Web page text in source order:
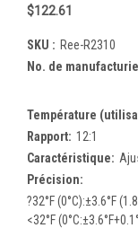
$122.61
SKU : Ree-R2310
No. de
Température
Rapport: 12:1
Caractéristique:
Précision:
?32°F (0°C):±3.6°F
<32°F